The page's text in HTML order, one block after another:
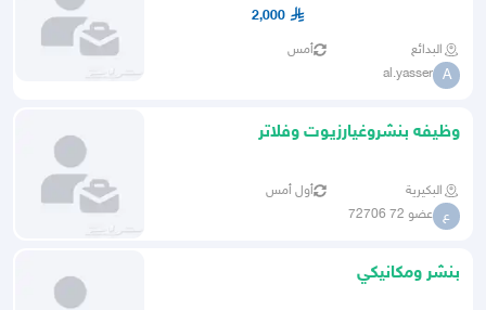
2,000
البدائع أمس
A
al.yasser
وظيفه بنشروغيارزيوت وفلاتر
البكيرية أول أمس
ع عضو 72 72706
بنشر ومكانيكي